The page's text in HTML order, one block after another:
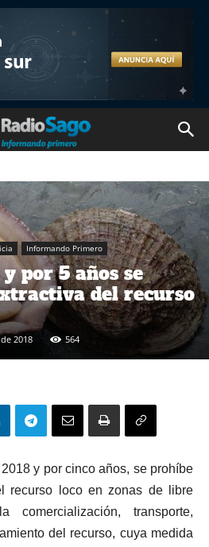
Informando Primero
por 5 años se
del recurso
2018 564
y por cinco años, se prohíbe
recurso loco en zonas de libre
transporte,
del recurso, cuya medida